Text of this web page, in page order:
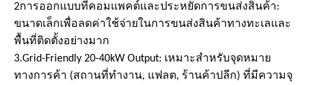
2การออกแบบที่คอมแพคต์และประหยัดการขนส่งสินค้า:
ขนาดเล็กเพื่อลดค่าใช้จ่ายในการขนส่งสินค้าทางทะเลและ
พื้นที่ติดตั้งอย่างมาก
3.Grid-Friendly 20-40kW Output: เหมาะสําหรับจุดหมาย
ทางการค้า (สถานที่ทํางาน, แฟลต, ร้านค้าปลีก) ที่มีความจุ